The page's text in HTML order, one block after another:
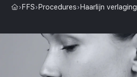
›FFS›Procedures›Haarlijn verlaging